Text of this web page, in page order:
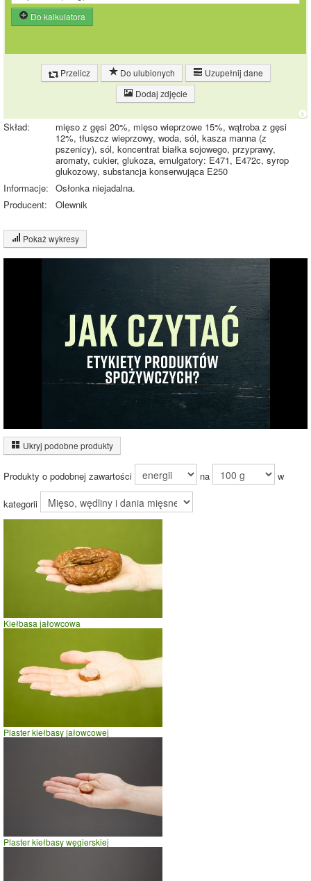
Do kalkulatora
Przelicz Do ulubionych
Uzupełnij dane
Dodaj zdjęcie
Skład:
mięso z gęsi 20%, mięso wieprzowe 15%, wątroba z gęsi
12%, tłuszcz wieprzowy, woda, sól, kasza manna (z
pszenicy), sól, koncentrat białka sojowego, przyprawy,
aromaty, cukier, glukoza, emulgatory: E471, E472c, syrop
glukozowy, substancja konserwująca E250
Informacje: Osłonka niejadalna.
Producent:
Olewnik
Pokaż wykresy
Wykres składu produktu
Sól (2%)
Pozostałe (57%)
25.7%
tłuszczów (79%)
Energia z
16%
79%
Czas potrzebny na spalenie porcji ze zdjęcia
wadze70kg -zobacz dla swojej wagi
szybki taniec,trucht
prasowanie
prowadzenie samochodu
Ukryj podobne produkty
Produkty o podobnej zawartości na w
kategorii
Kiełbasa jałowcowa
Plaster kiełbasy jałowcowej
Plaster kiełbasy węgierskiej